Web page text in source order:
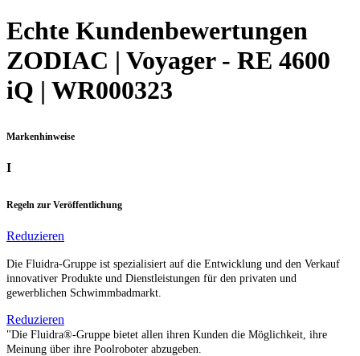
Echte Kundenbewertungen
ZODIAC | Voyager - RE 4600
iQ | WR000323
Markenhinweise
I
Regeln zur Veröffentlichung
Reduzieren
Die Fluidra-Gruppe ist spezialisiert auf die Entwicklung und den Verkauf
innovativer Produkte und Dienstleistungen für den privaten und
gewerblichen Schwimmbadmarkt.
Reduzieren
"Die Fluidra®-Gruppe bietet allen ihren Kunden die Möglichkeit, ihre
Meinung über ihre Poolroboter abzugeben.